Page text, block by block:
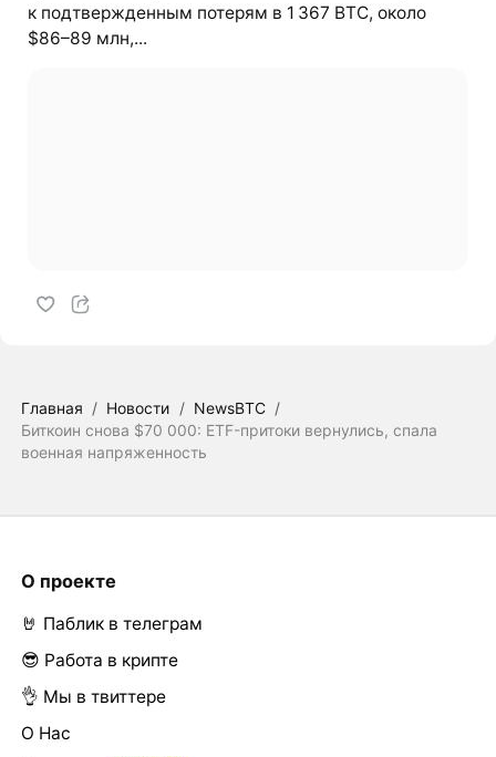
к подтвержденным потерям в 1 367 BTC, около
$86–89 млн,...
Главная / Новости / NewsBTC /
Биткоин снова $70 000: ETF-притоки вернулись, спала
военная напряженность
О проекте
🤘 Паблик в телеграм
😎 Работа в крипте
👌 Мы в твиттере
О Нас